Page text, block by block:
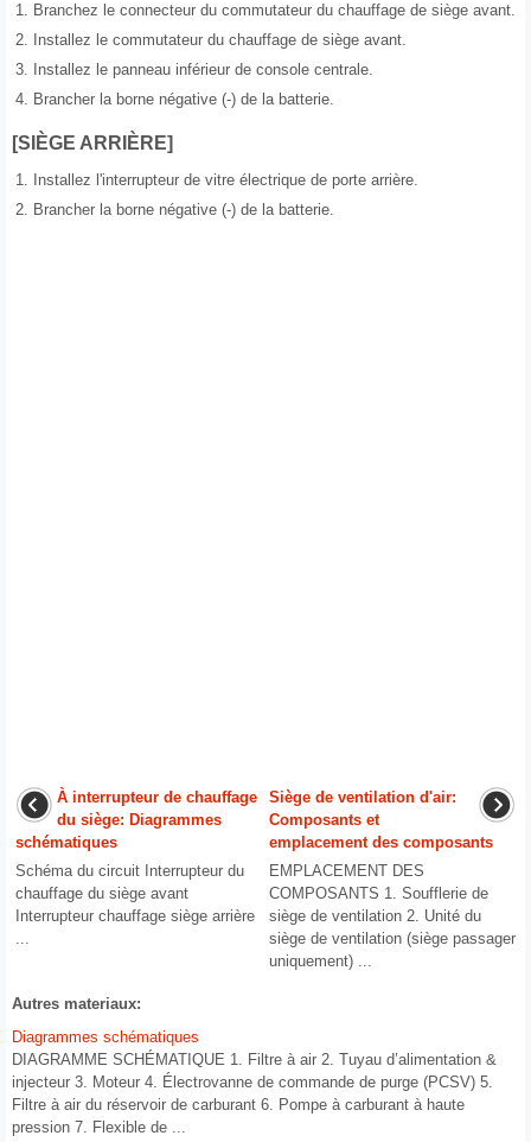
1. Branchez le connecteur du commutateur du chauffage de siège avant.
2.
Installez le commutateur du chauffage de siège avant.
3.
Installez le panneau inférieur de console centrale.
4. Brancher la borne négative (-) de la batterie.
[SIÈGE ARRIÈRE]
1.
Installez l'interrupteur de vitre électrique de porte arrière.
2. Brancher la borne négative (-) de la batterie.
À interrupteur de chauffage
du siège: Diagrammes
schématiques
Schéma du circuit Interrupteur du
chauffage du siège avant
Interrupteur chauffage siège arrière
...
Siège de ventilation d'air:
Composants et
emplacement des composants
EMPLACEMENT DES
COMPOSANTS 1. Soufflerie de
siège de ventilation 2. Unité du
siège de ventilation (siège passager
uniquement) ...
Autres materiaux:
Diagrammes schématiques
DIAGRAMME SCHÉMATIQUE 1. Filtre à air 2. Tuyau d’alimentation &
injecteur 3. Moteur 4. Électrovanne de commande de purge (PCSV) 5.
Filtre à air du réservoir de carburant 6. Pompe à carburant à haute
pression 7. Flexible de ...